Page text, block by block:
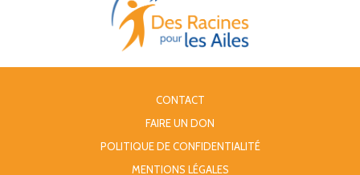
CONTACT
FAIRE UN DON
POLITIQUE DE CONFIDENTIALITÉ
MENTIONS LÉGALES